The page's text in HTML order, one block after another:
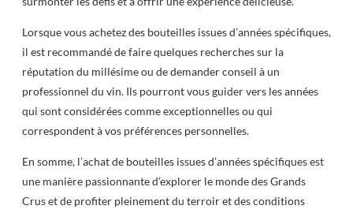
Lorsque vous achetez des bouteilles issues d’années spécifiques,
il est recommandé de faire quelques recherches sur la
réputation du millésime ou de demander conseil à un
professionnel du vin. Ils pourront vous guider vers les années
qui sont considérées comme exceptionnelles ou qui
correspondent à vos préférences personnelles.
En somme, l’achat de bouteilles issues d’années spécifiques est
une manière passionnante d’explorer le monde des Grands
Crus et de profiter pleinement du terroir et des conditions